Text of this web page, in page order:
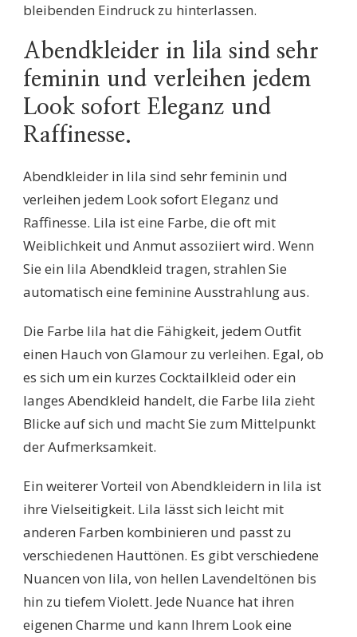
bleibenden Eindruck zu hinterlassen.
Abendkleider in lila sind sehr
feminin und verleihen jedem
Look sofort Eleganz und
Raffinesse.
Abendkleider in lila sind sehr feminin und
verleihen jedem Look sofort Eleganz und
Raffinesse. Lila ist eine Farbe, die oft mit
Weiblichkeit und Anmut assoziiert wird. Wenn
Sie ein lila Abendkleid tragen, strahlen Sie
automatisch eine feminine Ausstrahlung aus.
Die Farbe lila hat die Fähigkeit, jedem Outfit
einen Hauch von Glamour zu verleihen. Egal, ob
es sich um ein kurzes Cocktailkleid oder ein
langes Abendkleid handelt, die Farbe lila zieht
Blicke auf sich und macht Sie zum Mittelpunkt
der Aufmerksamkeit.
Ein weiterer Vorteil von Abendkleidern in lila ist
ihre Vielseitigkeit. Lila lässt sich leicht mit
anderen Farben kombinieren und passt zu
verschiedenen Hauttönen. Es gibt verschiedene
Nuancen von lila, von hellen Lavendeltönen bis
hin zu tiefem Violett. Jede Nuance hat ihren
eigenen Charme und kann Ihrem Look eine